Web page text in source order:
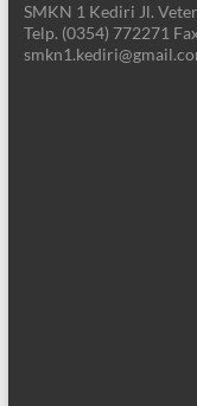
SMKN 1 Kediri Jl.
Telp. (0354) 772271